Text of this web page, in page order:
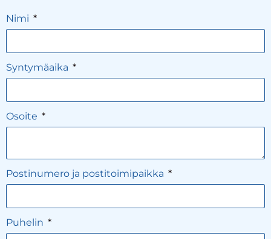
Nimi
Syntymäaika
Osoite
Postinumero ja postitoimipaikka
Puhelin